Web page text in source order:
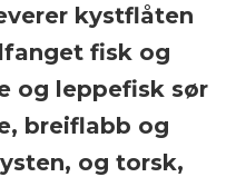
kystflåten
fisk og
og leppefisk sør
breiflabb og
og torsk,